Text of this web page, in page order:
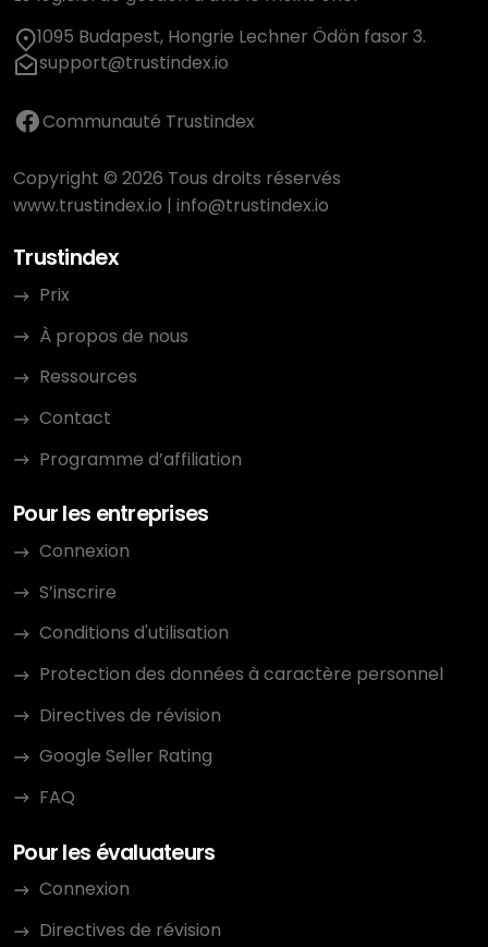
1095 Budapest, Hongrie Lechner Ödön fasor 3.
support@trustindex.io
Communauté Trustindex
Copyright © 2026 Tous droits réservés
www.trustindex.io | info@trustindex.io
Trustindex
Prix
À propos de nous
Ressources
Contact
Programme d’affiliation
Pour les entreprises
Connexion
S’inscrire
Conditions d'utilisation
Protection des données à caractère personnel
Directives de révision
Google Seller Rating
FAQ
Pour les évaluateurs
Connexion
Directives de révision